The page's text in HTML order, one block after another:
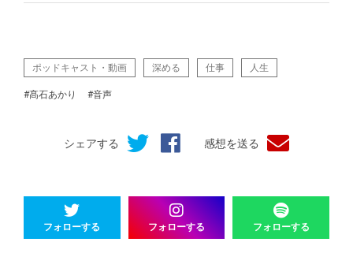
フォローする フォローする フォローする
ポッドキャスト・動画 深める 仕事 人生
#髙石あかり #音声
シェアする 感想を送る